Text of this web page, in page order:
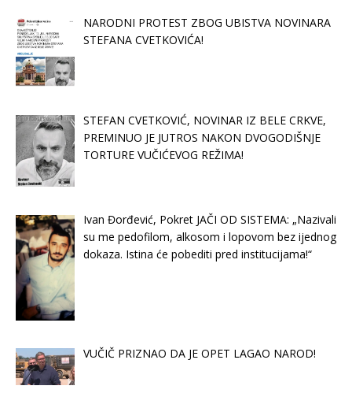
NARODNI PROTEST ZBOG UBISTVA NOVINARA
STEFANA CVETKOVIĆA!
STEFAN CVETKOVIĆ, NOVINAR IZ BELE CRKVE,
PREMINUO JE JUTROS NAKON DVOGODIŠNJE
TORTURE VUČIĆEVOG REŽIMA!
Ivan Đorđević, Pokret JAČI OD SISTEMA: „Nazivali
su me pedofilom, alkosom i lopovom bez ijednog
dokaza. Istina će pobediti pred institucijama!“
VUČIČ PRIZNAO DA JE OPET LAGAO NAROD!